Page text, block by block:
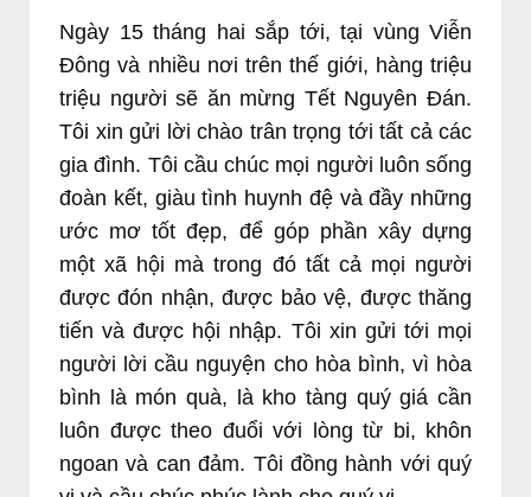
Ngày 15 tháng hai sắp tới, tại vùng Viễn
Đông và nhiều nơi trên thế giới, hàng triệu
triệu người sẽ ăn mừng Tết Nguyên Đán.
Tôi xin gửi lời chào trân trọng tới tất cả các
gia đình. Tôi cầu chúc mọi người luôn sống
đoàn kết, giàu tình huynh đệ và đầy những
ước mơ tốt đẹp, để góp phần xây dựng
một xã hội mà trong đó tất cả mọi người
được đón nhận, được bảo vệ, được thăng
tiến và được hội nhập. Tôi xin gửi tới mọi
người lời cầu nguyện cho hòa bình, vì hòa
bình là món quà, là kho tàng quý giá cần
luôn được theo đuổi với lòng từ bi, khôn
ngoan và can đảm. Tôi đồng hành với quý
Just been rewrittenhow to add PayPal buttons to a
Godaddy website using this help page